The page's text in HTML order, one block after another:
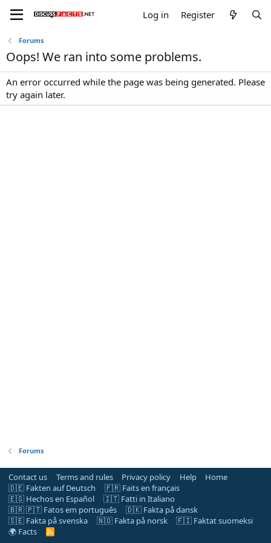
Log in Register
Forums
Oops! We ran into some problems.
An error occurred while the page was being generated. Please
try again later.
Forums
Contact us Terms and rules Privacy policy Help
Home
🇩🇪 Fakten auf Deutsch
🇫🇷 Faits en français
🇪🇸 Hechos en Español
🇮🇹 Fatti in Italiano
🇧🇷 🇵🇹 Fatos em português
🇩🇰 Fakta på dansk
🇸🇪 Fakta på svenska
🇳🇴 Fakta på norsk
🇫🇮 Faktat suomeksi
🌍 Facts
R